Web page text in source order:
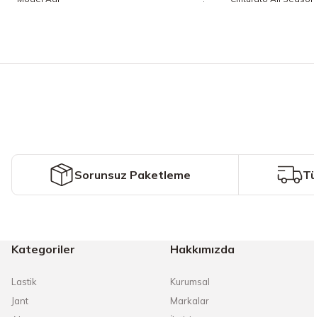
Ürün fiyatı diğer sitelerden daha pahalı.
Bu ürüne benzer farklı alternatifler olmalı.
Sorunsuz Paketleme
Kategoriler
Lastik
Jant
Hakkımızda
Kurumsal
Markalar